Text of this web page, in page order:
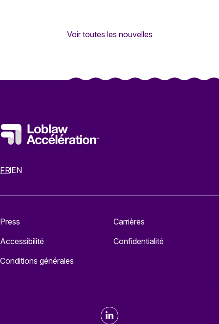
Voir toutes les nouvelles
FREN
Press
Carrières
Accessibilité
Confidentialité
Conditions générales
LinkedIn FR